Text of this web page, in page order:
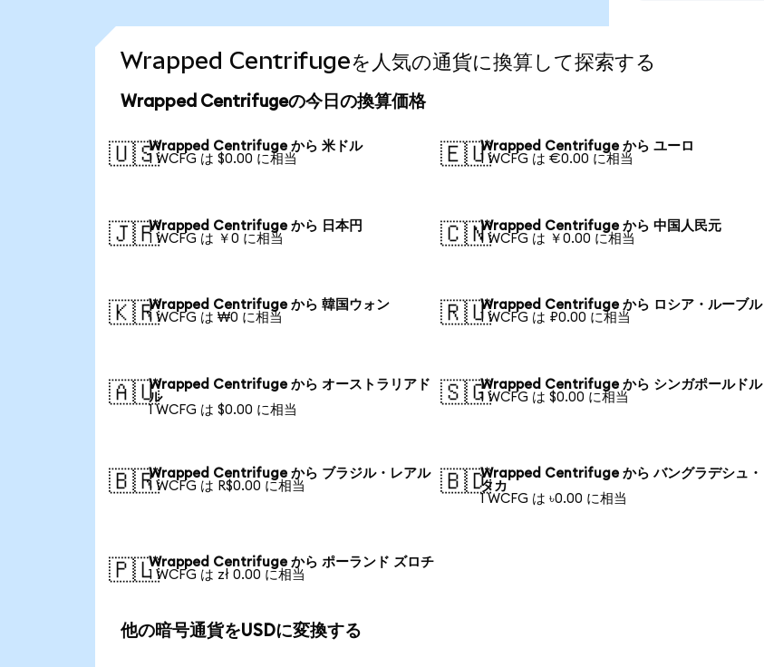
Wrapped Centrifugeを人気の通貨に換算して探索する
Wrapped Centrifugeの今日の換算価格
🇺🇸Wrapped Centrifuge から 米ドル
1 WCFG は $0.00 に相当
🇪🇺Wrapped Centrifuge から ユーロ
1 WCFG は €0.00 に相当
🇯🇵Wrapped Centrifuge から 日本円
1 WCFG は ￥0 に相当
🇨🇳Wrapped Centrifuge から 中国人民元
1 WCFG は ￥0.00 に相当
🇰🇷Wrapped Centrifuge から 韓国ウォン
1 WCFG は ₩0 に相当
🇷🇺Wrapped Centrifuge から ロシア・ルーブル
1 WCFG は ₽0.00 に相当
🇦🇺Wrapped Centrifuge から オーストラリアド
ル
1 WCFG は $0.00 に相当
🇸🇬Wrapped Centrifuge から シンガポールドル
1 WCFG は $0.00 に相当
🇧🇷Wrapped Centrifuge から ブラジル・レアル
1 WCFG は R$0.00 に相当
🇧🇩Wrapped Centrifuge から バングラデシュ・
タカ
1 WCFG は ৳0.00 に相当
🇵🇱Wrapped Centrifuge から ポーランド ズロチ
1 WCFG は zł 0.00 に相当
他の暗号通貨をUSDに変換する